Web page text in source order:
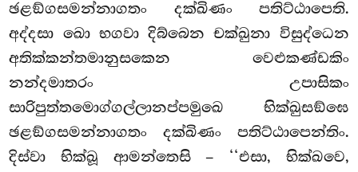
ඡළඞ්ගසමන්නාගතං දක්ඛිණං පතිට්ඨාපෙති.
අද්දසා ඛො භගවා දිබ්බෙන චක්ඛුනා විසුද්ධෙන
අතික්කන්තමානුසකෙන වෙළුකණ්ඩකිං
නන්දමාතරං උපාසිකං
සාරිපුත්තමොග්ගල්ලානප්පමුඛෙ භික්ඛුසඞ්ඝෙ
ඡළඞ්ගසමන්නාගතං දක්ඛිණං පතිට්ඨාපෙන්තිං.
දිස්වා භික්ඛූ ආමන්තෙසි – ‘‘එසා, භික්ඛවෙ,